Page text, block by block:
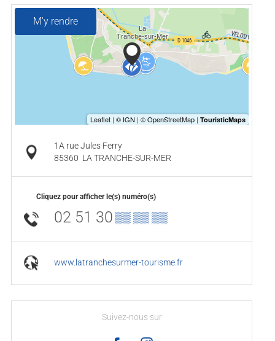
M'y rendre
1A rue Jules Ferry
85360 LA TRANCHE-SUR-MER
Cliquez pour afficher le(s) numéro(s)
02 51 30▒▒ ▒▒ ▒▒
www.latranchesurmer-tourisme.fr
Suivez-nous sur